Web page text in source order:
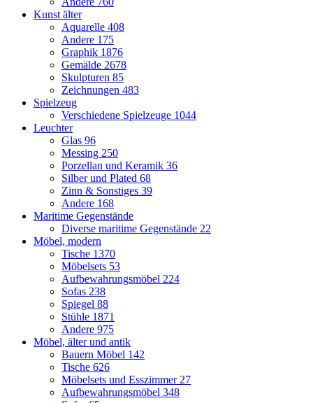
Kunst älter
Aquarelle 408
Andere 175
Graphik 1876
Gemälde 2678
Skulpturen 85
Zeichnungen 483
Spielzeug
Verschiedene Spielzeuge 1044
Leuchter
Glas 96
Messing 250
Porzellan und Keramik 36
Silber und Plated 68
Zinn & Sonstiges 39
Andere 168
Maritime Gegenstände
Diverse maritime Gegenstände 22
Möbel, modern
Tische 1370
Möbelsets 53
Aufbewahrungsmöbel 224
Sofas 238
Spiegel 88
Stühle 1871
Andere 975
Möbel, älter und antik
Bauern Möbel 142
Tische 626
Möbelsets und Esszimmer 27
Aufbewahrungsmöbel 348